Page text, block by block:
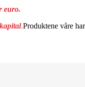
euro.
.Produktene våre